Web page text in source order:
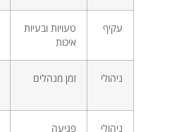
עקיף
טעויות ובעיות
איכות
ניהולי זמן מנהלים
ניהולי
פגיעה